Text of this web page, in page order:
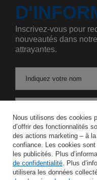
Inscrivez-vous pour
nouveautés dans
attrayantes.
Indiquez votre nom
J'accepte le traitement de mes données
Nous utilisons des cookies
d’offrir des fonctionnalités
des actions marketing – à
confiance. Les cookies
les publicités. Plus
de confidentialité. Plus
utilisera les données